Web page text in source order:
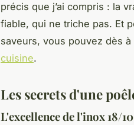
précis que j’ai compris : la
fiable, qui ne triche pas. Et
saveurs, vous pouvez dès
cuisine.
Les secrets d'une
L'excellence de l'inox 18/